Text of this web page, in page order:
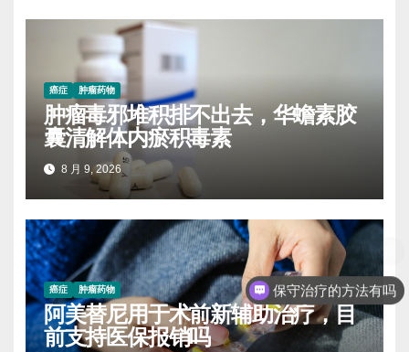
癌症 肿瘤药物
肿瘤毒邪堆积排不出去，华蟾素胶
囊清解体内瘀积毒素
8 月 9, 2026
癌症 肿瘤药物
阿美替尼用于术前新辅助治疗，目
前支持医保报销吗
保守治疗的方法有吗